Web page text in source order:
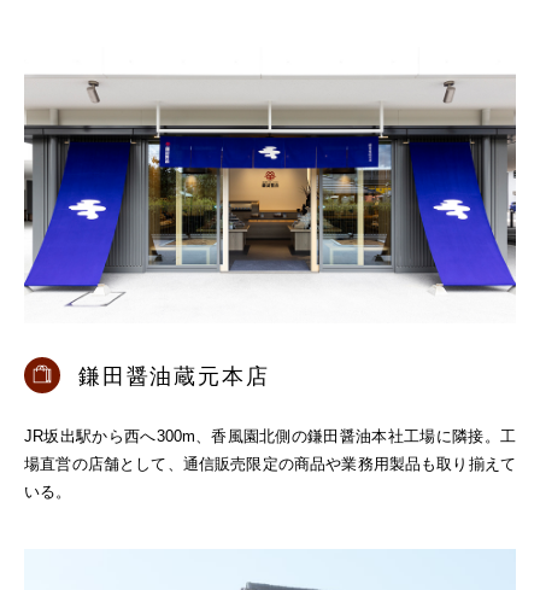
鎌田醤油蔵元本店
JR坂出駅から西へ300m、香風園北側の鎌田醤油本社工場に隣接。工
場直営の店舗として、通信販売限定の商品や業務用製品も取り揃えて
いる。